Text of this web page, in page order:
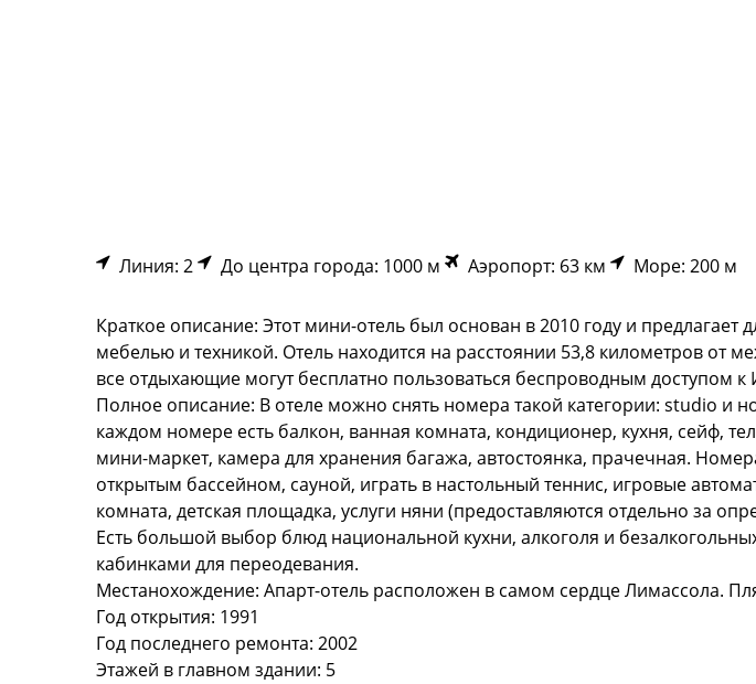
Линия: 2 До центра города: 1000 м Аэропорт: 63 км Море: 200 м
Краткое описание: Этот мини-отель был основан в 2010 году и
мебелью и техникой. Отель находится на расстоянии 53,8 километров от
все отдыхающие могут бесплатно пользоваться беспроводным доступом
Полное описание: В отеле можно снять номера такой категории: studio и
каждом номере есть балкон, ванная комната, кондиционер, кухня, сейф,
мини-маркет, камера для хранения багажа, автостоянка, прачечная.
открытым бассейном, сауной, играть в настольный теннис, игровые
комната, детская площадка, услуги няни (предоставляются отдельно за
Есть большой выбор блюд национальной кухни, алкоголя и
кабинками для переодевания.
Местанохождение: Апарт-отель расположен в самом сердце Лимассола.
Год открытия: 1991
Год последнего ремонта: 2002
Этажей в главном здании: 5